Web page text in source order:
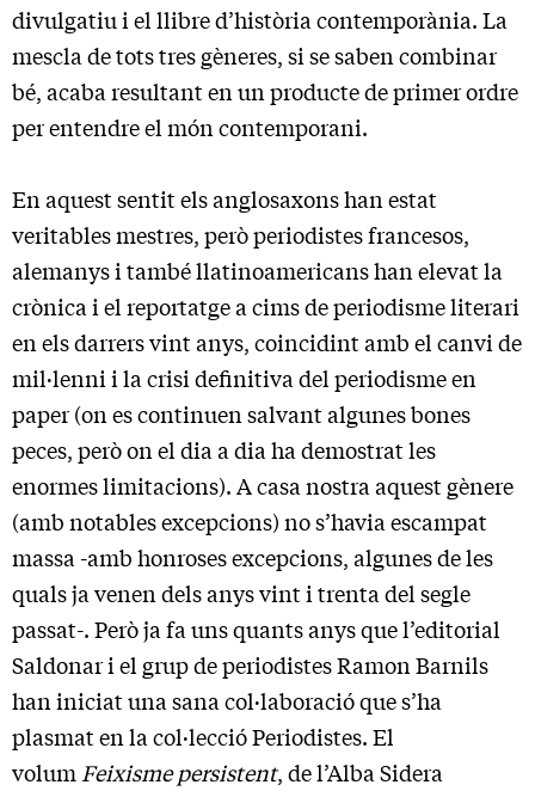
divulgatiu i el llibre d’història contemporània. La
mescla de tots tres gèneres, si se saben combinar
bé, acaba resultant en un producte de primer ordre
per entendre el món contemporani.
En aquest sentit els anglosaxons han estat
veritables mestres, però periodistes francesos,
alemanys i també llatinoamericans han elevat la
crònica i el reportatge a cims de periodisme literari
en els darrers vint anys, coincidint amb el canvi de
mil·lenni i la crisi definitiva del periodisme en
paper (on es continuen salvant algunes bones
peces, però on el dia a dia ha demostrat les
enormes limitacions). A casa nostra aquest gènere
(amb notables excepcions) no s’havia escampat
massa -amb honroses excepcions, algunes de les
quals ja venen dels anys vint i trenta del segle
passat-. Però ja fa uns quants anys que l’editorial
Saldonar i el grup de periodistes Ramon Barnils
han iniciat una sana col·laboració que s’ha
plasmat en la col·lecció Periodistes. El
volum Feixisme persistent, de l’Alba Sidera